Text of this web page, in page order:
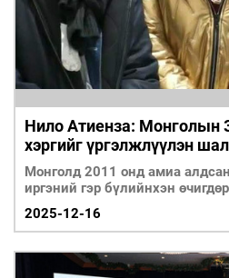
Нило Атиенза: Монголын
хэргийг үргэлжлүүлэн
тусална гэдэгт итгэж
Монголд 2011 онд амиа
иргэний гэр бүлийнхэн
2025-12-16